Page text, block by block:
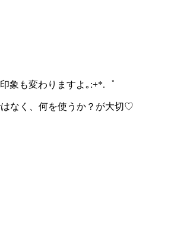
象も変わりますよ｡:+*.゜
なく、何を使うか？が大切♡